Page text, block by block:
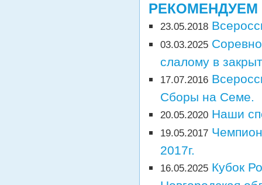
23.05.2018
03.03.2025
слалому в
17.07.2016
Сборы на Семе.
20.05.2020 Наши
19.05.2017
2017г.
16.05.2025 Кубок